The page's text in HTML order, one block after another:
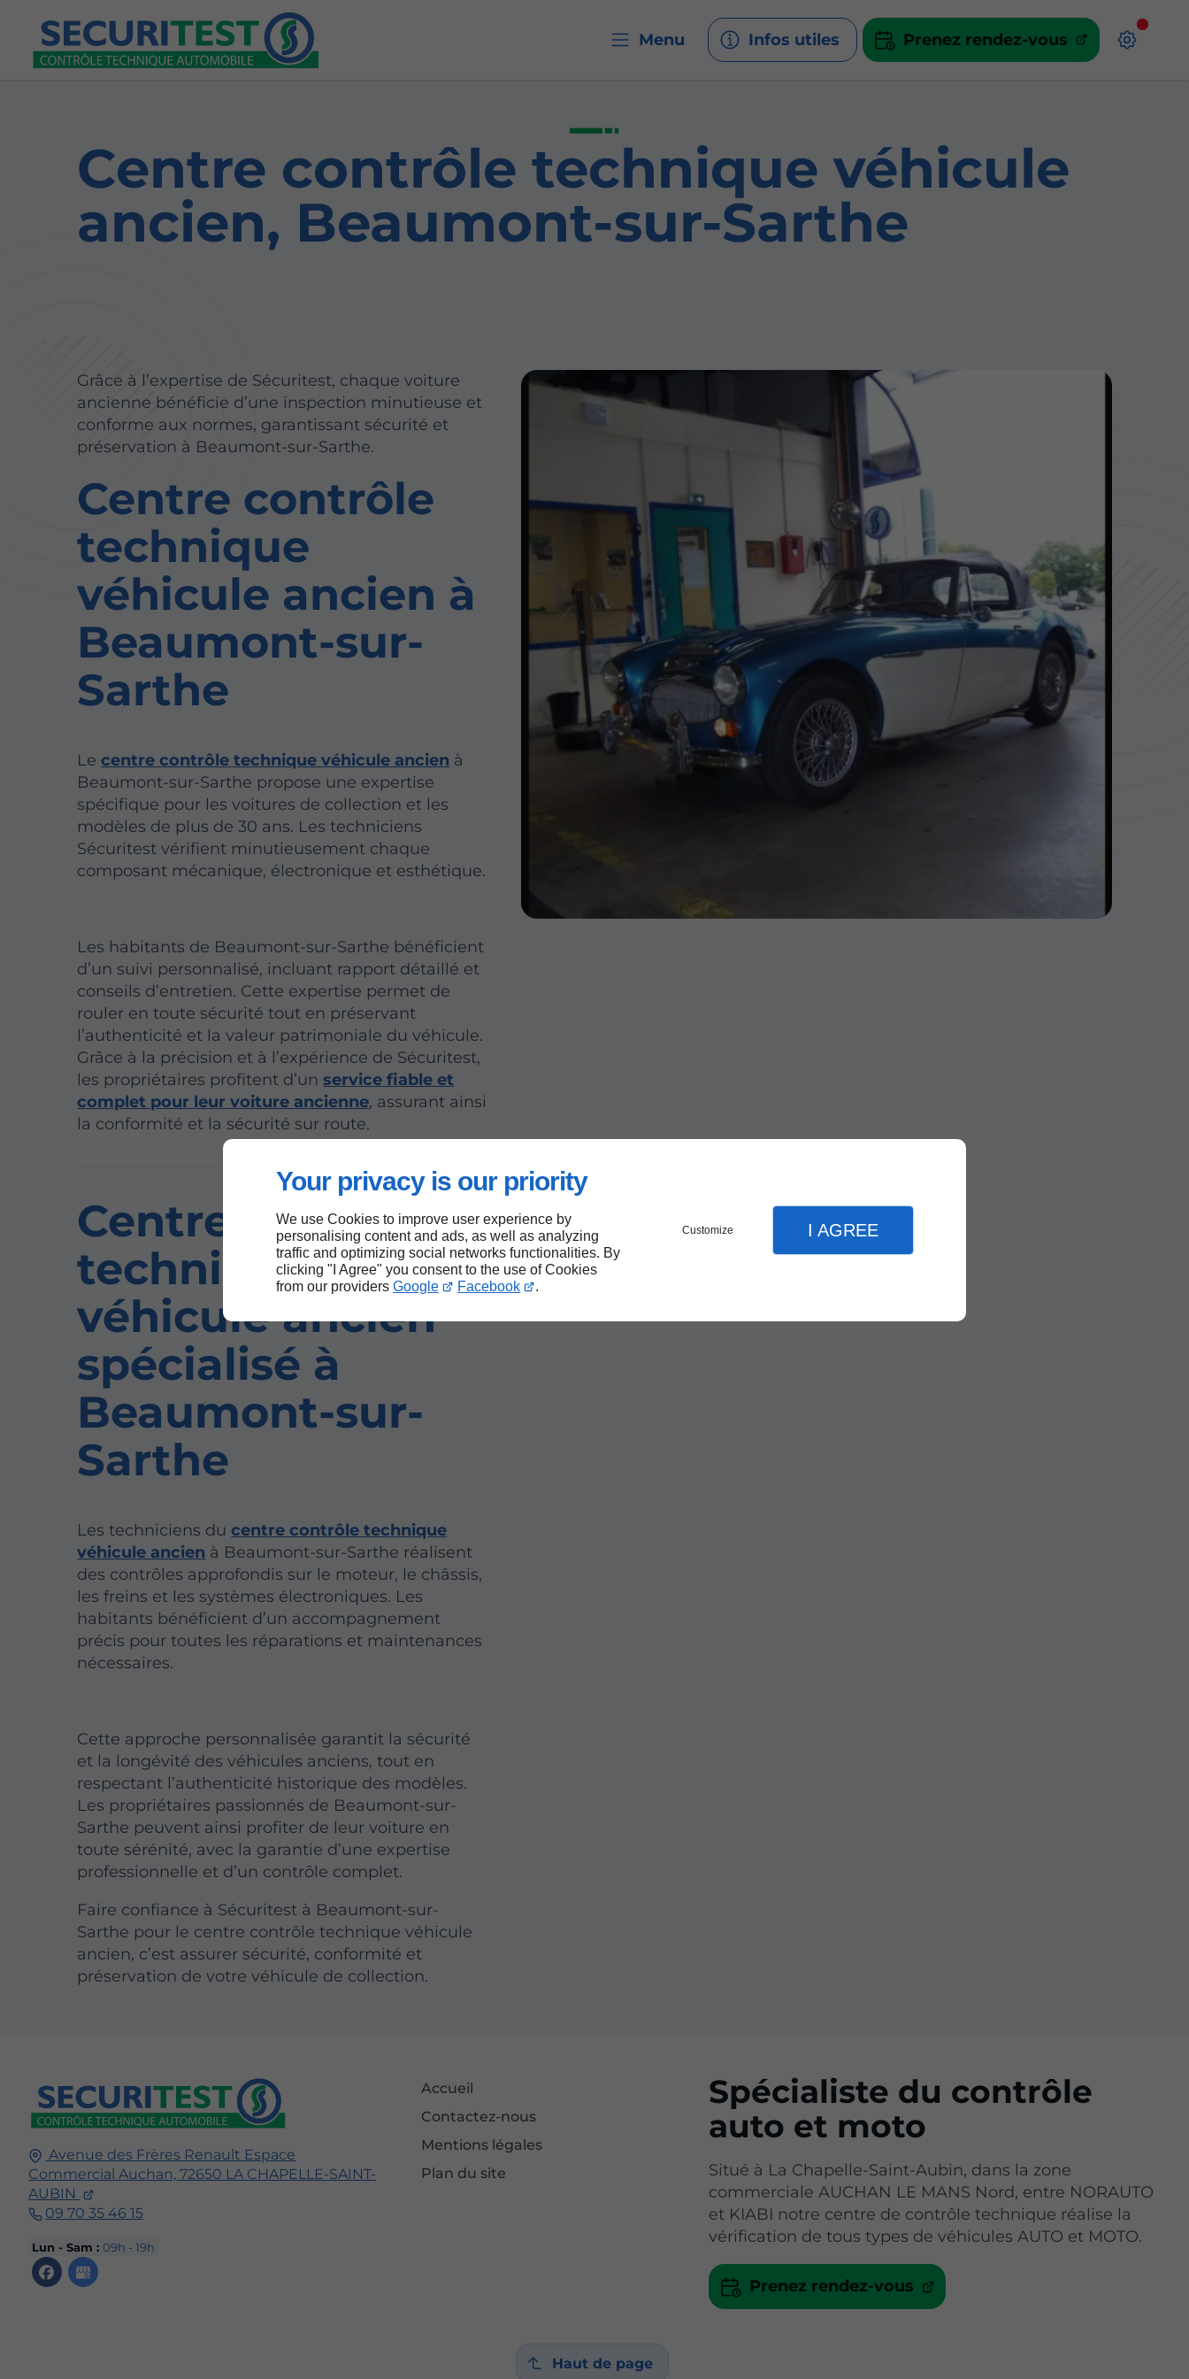
Your privacy is our priority
We use Cookies to improve user experience by
personalising content and ads, as well as analyzing
traffic and optimizing social networks functionalities. By
clicking "I Agree" you consent to the use of Cookies
from our providers Google Facebook .
Customize I AGREE
Menu Infos utiles Prenez rendez-vous
Centre contrôle technique véhicule
ancien, Beaumont-sur-Sarthe
Grâce à l’expertise de Sécuritest, chaque voiture
ancienne bénéficie d’une inspection minutieuse et
conforme aux normes, garantissant sécurité et
préservation à Beaumont-sur-Sarthe.
Centre contrôle
technique
véhicule ancien à
Beaumont-sur-
Sarthe
Lecentre contrôle technique véhicule ancien à
Beaumont-sur-Sarthe propose une expertise
spécifique pour les voitures de collection et les
modèles de plus de 30 ans. Les techniciens
Sécuritest vérifient minutieusement chaque
composant mécanique, électronique et esthétique.
Les habitants de Beaumont-sur-Sarthe bénéficient
d’un suivi personnalisé, incluant rapport détaillé et
conseils d’entretien. Cette expertise permet de
rouler en toute sécurité tout en préservant
l’authenticité et la valeur patrimoniale du véhicule.
Grâce à la précision et à l’expérience de Sécuritest,
les propriétaires profitent d’unservice fiable et
complet pour leur voiture ancienne, assurant ainsi
la conformité et la sécurité sur route.
Centre contrôle
technique
véhicule ancien
spécialisé à
Beaumont-sur-
Sarthe
Les techniciens ducentre contrôle technique
véhicule ancien à Beaumont-sur-Sarthe réalisent
des contrôles approfondis sur le moteur, le châssis,
les freins et les systèmes électroniques. Les
habitants bénéficient d’un accompagnement
précis pour toutes les réparations et maintenances
nécessaires.
Cette approche personnalisée garantit la sécurité
et la longévité des véhicules anciens, tout en
respectant l’authenticité historique des modèles.
Les propriétaires passionnés de Beaumont-sur-
Sarthe peuvent ainsi profiter de leur voiture en
toute sérénité, avec la garantie d’une expertise
professionnelle et d’un contrôle complet.
Faire confiance à Sécuritest à Beaumont-sur-
Sarthe pour le centre contrôle technique véhicule
ancien, c’est assurer sécurité, conformité et
préservation de votre véhicule de collection.
Avenue des Frères Renault Espace
Commercial Auchan, 72650 LA CHAPELLE-SAINT-
AUBIN
09 70 35 46 15
Lun - Sam :09h - 19h
Accueil
Contactez-nous
Mentions légales
Plan du site
Spécialiste du contrôle
auto et moto
Situé à La Chapelle-Saint-Aubin, dans la zone
commerciale AUCHAN LE MANS Nord, entre NORAUTO
et KIABI notre centre de contrôle technique réalise la
vérification de tous types de véhicules AUTO et MOTO.
Prenez rendez-vous
Haut de page